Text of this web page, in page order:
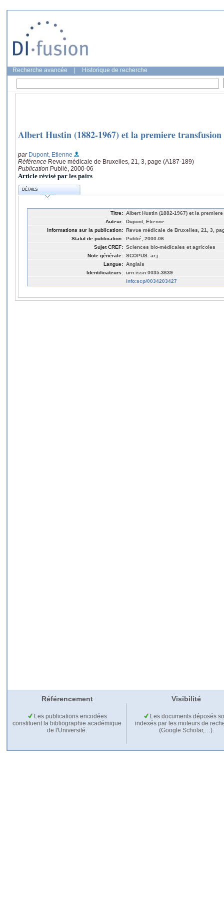
Recherche avancée Historique de recherche
Albert Hustin (1882-1967) et la premiere transfusion
par Dupont, Etienne
Référence Revue médicale de Bruxelles, 21, 3, page (A187-189)
Publication Publié, 2000-06
Article révisé par les pairs
DÉTAILS
Titre: Albert Hustin (1882-1967) et la
Auteur: Dupont, Etienne
Informations sur la publication: Revue médicale de Bruxelles, 21, 3,
Statut de publication: Publié, 2000-06
Sujet CREF: Sciences bio-médicales et agricoles
Note générale: SCOPUS: ar.j
Langue: Anglais
Identificateurs: urn:issn:0035-3639
info:scp/0034203427
Référencement Visibilité
Les publications encodées
constituent la bibliographie académique
de l'Université.
Les documents déposés
indexés par les moteurs de
(Google Scholar,…).